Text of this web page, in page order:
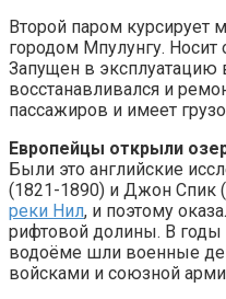
Второй паром
городом Мпулунгу. Носит
Запущен в эксплуатацию
восстанавливался и
пассажиров и имеет
Европейцы открыли
Были это английские
(1821-1890) и Джон Спик
реки Нил, и поэтому
рифтовой долины. В
водоёме шли военные
войсками и союзной